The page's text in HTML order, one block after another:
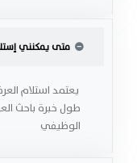
متى يمكنني
يعتمد استلام
طول خبرة باحث
الوظيفي